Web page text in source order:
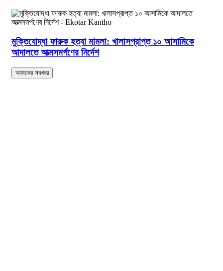
মুক্তিযোদ্ধা ফারুক হত্যা মামলা: খালাসপ্রাপ্ত ১০ আসামিকে
আদালতে আত্মসমর্পণের নির্দেশ